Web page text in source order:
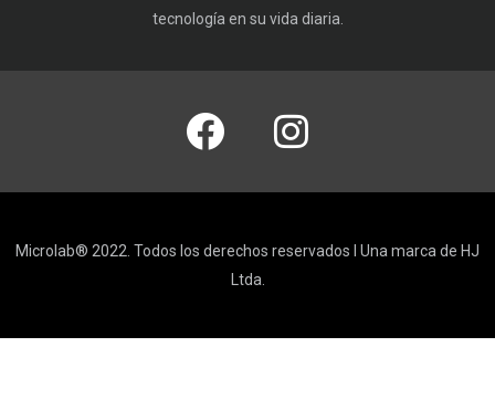
tecnología en su vida diaria.
Microlab® 2022. Todos los derechos reservados I Una marca de HJ
Ltda.